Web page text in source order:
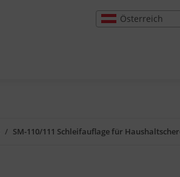
Österreich
SM-110/111 Schleifauflage für